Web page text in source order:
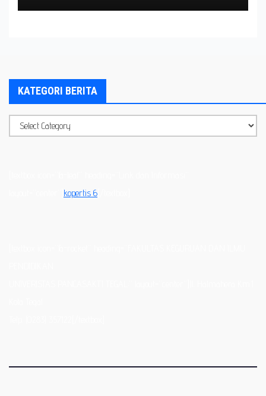
Internasional Turut Meriahkan Acara
KATEGORI BERITA
kopertis 6